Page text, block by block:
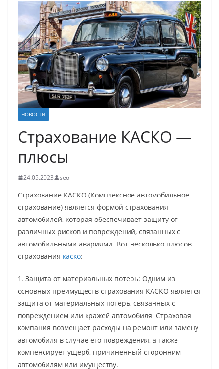
НОВОСТИ
Страхование КАСКО —
плюсы
24.05.2023 seo
Страхование КАСКО (Комплексное автомобильное
страхование) является формой страхования
автомобилей, которая обеспечивает защиту от
различных рисков и повреждений, связанных с
автомобильными авариями. Вот несколько плюсов
страхования каско:
1. Защита от материальных потерь: Одним из
основных преимуществ страхования КАСКО является
защита от материальных потерь, связанных с
повреждением или кражей автомобиля. Страховая
компания возмещает расходы на ремонт или замену
автомобиля в случае его повреждения, а также
компенсирует ущерб, причиненный сторонним
автомобилям или имуществу.